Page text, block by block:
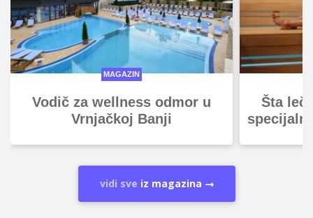
MAGAZIN
Vodič za wellness odmor u
Vrnjačkoj Banji
Šta
vidi sve iz magazina